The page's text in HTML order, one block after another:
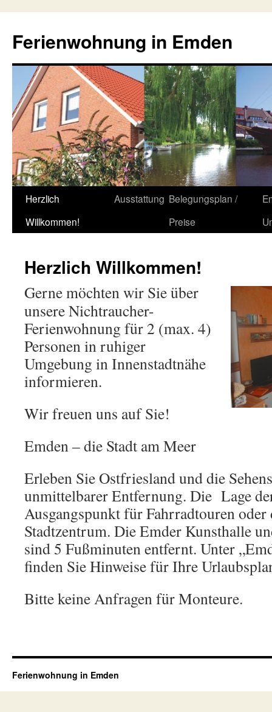
springen
Ferienwohnung in Emden
Herzlich
Willkommen!
Ausstattung Belegungsplan /
Preise
Herzlich Willkommen!
Gerne möchten wir Sie über
unsere Nichtraucher-
Ferienwohnung für 2 (max. 4)
Personen in ruhiger
Umgebung in Innenstadtnähe
informieren.
Wir freuen uns auf Sie!
Emden – die Stadt am Meer
Erleben Sie Ostfriesland und die
unmittelbarer Entfernung. Die Lage
Ausgangspunkt für Fahrradtouren oder
Stadtzentrum. Die Emder Kunsthalle
sind 5 Fußminuten entfernt. Unter
finden Sie Hinweise für Ihre
Bitte keine Anfragen für Monteure.
Ferienwohnung in Emden